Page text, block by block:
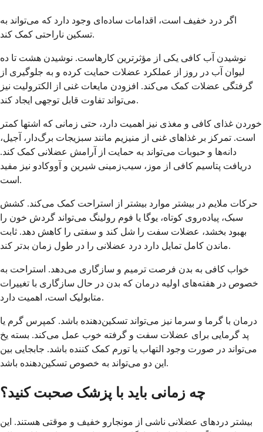
اگر درد خفیف است، اقدامات ساده‌ای وجود دارد که می‌تواند به
تسکین ناراحتی کمک کند.
نوشیدن آب کافی یکی از مؤثرترین کارهاست. نوشیدن هشت تا ده
لیوان آب در روز از عملکرد عضلات حمایت کرده و به جلوگیری از
گرفتگی عضلات کمک می‌کند. افزودن مایعات غنی از الکترولیت نیز
می‌تواند تفاوت قابل توجهی ایجاد کند.
خوردن غذای کافی و مغذی نیز اهمیت دارد، حتی زمانی که اشتها کمتر
است. تمرکز بر غذاهای غنی از منیزیم مانند سبزیجات برگ‌دار، آجیل،
دانه‌ها و حبوبات می‌تواند به حمایت از آرامش عضلانی کمک کند.
دریافت پتاسیم کافی از موز، سیب‌زمینی شیرین و آووکادو نیز مفید
است.
حرکات ملایم در بیشتر موارد بیشتر از استراحت کمک می‌کند. کشش
سبک، پیاده‌روی کوتاه، یوگا یا فوم رولینگ می‌تواند گردش خون را
بهبود بخشد، عضلات سفت را شل کند و سفتی را کاهش دهد. ثابت
ماندن کامل تمایل دارد درد عضلانی را در طول زمان بدتر کند.
خواب کافی به بدن فرصت ترمیم و سازگاری می‌دهد. استراحت به
خصوص در هفته‌های اولیه درمان که بدن در حال سازگاری با تغییرات
متابولیک است، اهمیت دارد.
درمان با گرما و سرما نیز می‌تواند تسکین‌دهنده باشد. کمپرس گرم یا
پد گرمایی برای عضلات سفت و گرفته خوب عمل می‌کند. بسته یخ
می‌تواند در صورت وجود التهاب یا تورم کمک کننده باشد. جابجایی بین
این دو می‌تواند به خصوص تسکین‌دهنده باشد.
چه زمانی باید با پزشک صحبت کنید؟
بیشتر دردهای عضلانی ناشی از مونجارو خفیف و موقتی هستند. این